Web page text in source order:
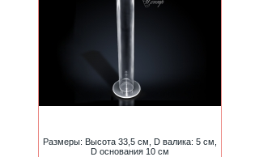
Размеры: Высота 33,5 см, D валика: 5 см,
D основания 10 см